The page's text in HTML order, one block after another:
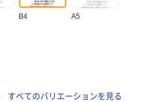
B4 A5
すべてのバリエーションを見る